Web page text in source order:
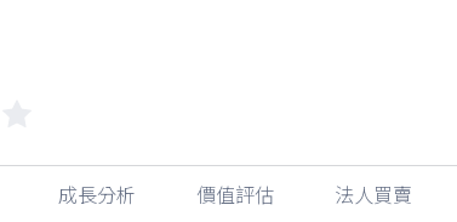
成長分析 價值評估 法人買賣